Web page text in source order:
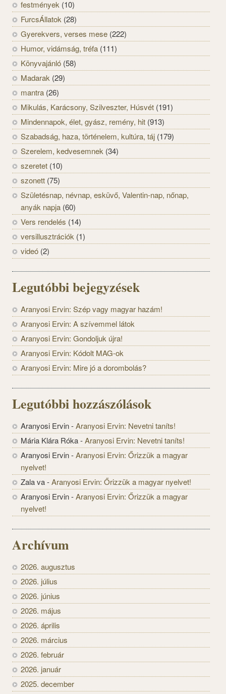
festmények (10)
FurcsÁllatok (28)
Gyerekvers, verses mese (222)
Humor, vidámság, tréfa (111)
Könyvajánló (58)
Madarak (29)
mantra (26)
Mikulás, Karácsony, Szilveszter, Húsvét (191)
Mindennapok, élet, gyász, remény, hit (913)
Szabadság, haza, történelem, kultúra, táj (179)
Szerelem, kedvesemnek (34)
szeretet (10)
szonett (75)
Születésnap, névnap, esküvő, Valentin-nap, nőnap,
anyák napja (60)
Vers rendelés (14)
versillusztrációk (1)
videó (2)
Legutóbbi bejegyzések
Aranyosi Ervin: Szép vagy magyar hazám!
Aranyosi Ervin: A szívemmel látok
Aranyosi Ervin: Gondoljuk újra!
Aranyosi Ervin: Kódolt MAG-ok
Aranyosi Ervin: Mire jó a dorombolás?
Legutóbbi hozzászólások
Aranyosi Ervin-Aranyosi Ervin: Nevetni taníts!
Mária Klára Róka-Aranyosi Ervin: Nevetni taníts!
Aranyosi Ervin-Aranyosi Ervin: Őrizzük a magyar
nyelvet!
Zala va-Aranyosi Ervin: Őrizzük a magyar nyelvet!
Aranyosi Ervin-Aranyosi Ervin: Őrizzük a magyar
nyelvet!
Archívum
2026. augusztus
2026. július
2026. június
2026. május
2026. április
2026. március
2026. február
2026. január
2025. december